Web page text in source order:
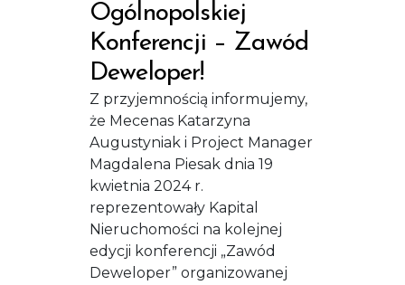
Ogólnopolskiej
Konferencji – Zawód
Deweloper!
Z przyjemnością informujemy,
że Mecenas Katarzyna
Augustyniak i Project Manager
Magdalena Piesak dnia 19
kwietnia 2024 r.
reprezentowały Kapital
Nieruchomości na kolejnej
edycji konferencji „Zawód
Deweloper” organizowanej